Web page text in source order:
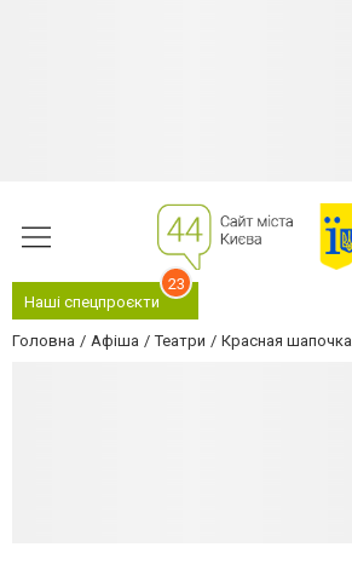
Наші спецпроєкти
23
Головна Афіша Театри Красная шапочка